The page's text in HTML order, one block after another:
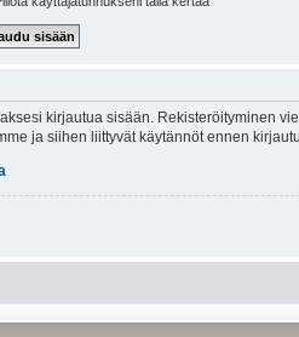
kirjautua sisään. Rekisteröityminen
ja siihen liittyvät käytännöt ennen